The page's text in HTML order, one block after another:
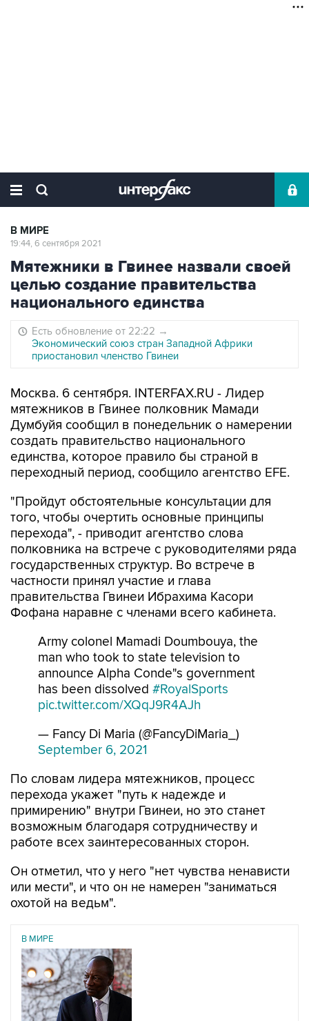
В МИРЕ
19:44, 6 сентября 2021
Мятежники в Гвинее назвали своей
целью создание правительства
национального единства
Есть обновление от 22:22 →
Экономический союз стран Западной Африки
приостановил членство Гвинеи
Москва. 6 сентября. INTERFAX.RU - Лидер
мятежников в Гвинее полковник Мамади
Думбуйя сообщил в понедельник о намерении
создать правительство национального
единства, которое правило бы страной в
переходный период, сообщило агентство EFE.
"Пройдут обстоятельные консультации для
того, чтобы очертить основные принципы
перехода", - приводит агентство слова
полковника на встрече с руководителями ряда
государственных структур. Во встрече в
частности принял участие и глава
правительства Гвинеи Ибрахима Касори
Фофана наравне с членами всего кабинета.
Army colonel Mamadi Doumbouya, the
man who took to state television to
announce Alpha Conde"s government
has been dissolved #RoyalSports
pic.twitter.com/XQqJ9R4AJh
— Fancy Di Maria (@FancyDiMaria_)
September 6, 2021
По словам лидера мятежников, процесс
перехода укажет "путь к надежде и
примирению" внутри Гвинеи, но это станет
возможным благодаря сотрудничеству и
работе всех заинтересованных сторон.
Он отметил, что у него "нет чувства ненависти
или мести", и что он не намерен "заниматься
охотой на ведьм".
В МИРЕ